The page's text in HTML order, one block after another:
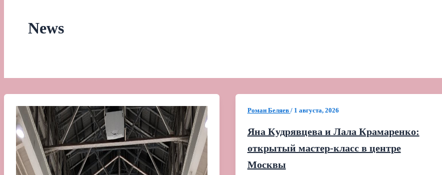
News
Роман Беляев / 1 августа, 2026
Яна Кудрявцева и Лала Крамаренко:
открытый мастер‑класс в центре
Москвы